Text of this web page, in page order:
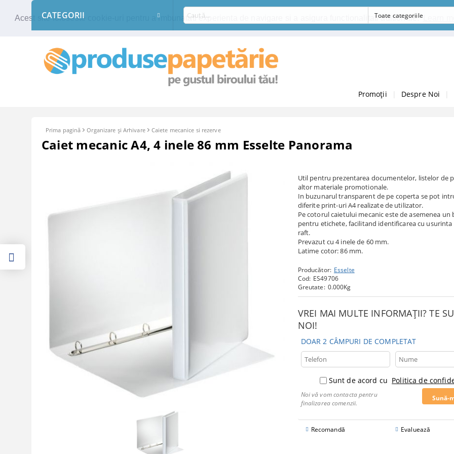
Acest site foloseste cookie-uri pentru a imbunatati experienta de navigare si a asigura functionalitati aditionale.
Promoții Despre Noi
CATEGORII
Prima pagină Organizare şi Arhivare Caiete mecanice si rezerve
Caiet mecanic A4, 4 inele 86 mm Esselte Panorama
Util pentru prezentarea documentelor, listelor de
altor materiale promotionale.
In buzunarul transparent de pe coperta se pot
diferite print-uri A4 realizate de utilizator.
Pe cotorul caietului mecanic este de asemenea un
pentru etichete, facilitand identificarea cu usurinta
raft.
Prevazut cu 4 inele de 60 mm.
Latime cotor: 86 mm.
Producător: Esselte
Cod: ES49706
Greutate: 0.000Kg
VREI MAI MULTE INFORMAȚII? TE
NOI!
DOAR 2 CÂMPURI DE COMPLETAT
Sunt de acord cu Politica de
Noi vă vom contacta pentru
finalizarea comenzii.
Recomandă Evaluează